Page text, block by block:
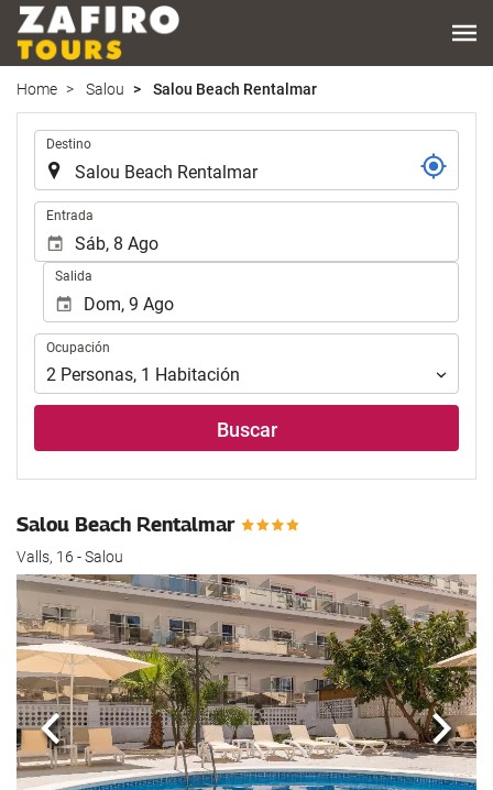
Home Salou Salou Beach Rentalmar
Destino
Entrada
Salida
Ocupación
Ocupación
2 Personas, 1 Habitación
Buscar
Salou Beach Rentalmar
Valls, 16 - Salou
Anterior